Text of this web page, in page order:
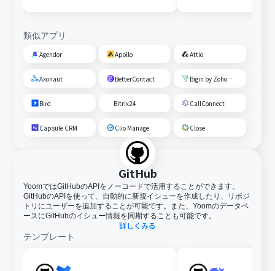
類似アプリ
Agendor Apollo Attio
Axonaut BetterContact Bigin by Zoho CRM
Bird Bitrix24 CallConnect
Capsule CRM Clio Manage Close
GitHub
YoomではGitHubのAPIをノーコードで活用することができます。
GitHubのAPIを使って、自動的に新規イシューを作成したり、リポジ
トリにユーザーを追加することが可能です。また、Yoomのデータベ
ースにGitHubのイシュー情報を同期することも可能です。
詳しくみる
テンプレート